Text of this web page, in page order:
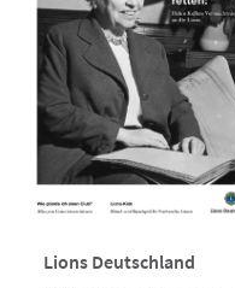
Lions Deutschland